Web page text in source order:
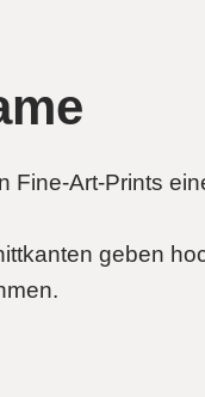
Fine-Art-Prints
geben